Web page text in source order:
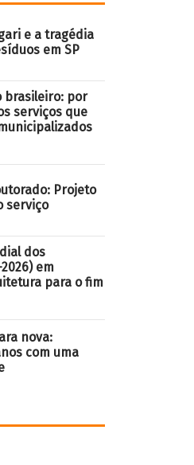
e a tragédia
em SP
brasileiro: por
serviços que
Projeto
serviço
dos
em
para o fim
nova:
com uma